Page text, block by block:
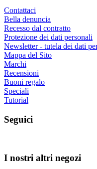
Contattaci
Bella denuncia
Recesso dal contratto
Protezione dei dati personali
Newsletter - tutela dei dati
Mappa del Sito
Marchi
Recensioni
Buoni regalo
Speciali
Tutorial
Seguici
I nostri altri negozi